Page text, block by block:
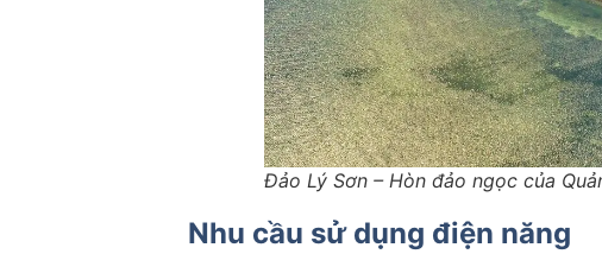
Đảo Lý Sơn – Hòn đảo ngọc của
Nhu cầu sử dụng điện năng